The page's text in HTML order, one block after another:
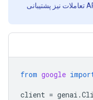
نسخه پایدار «v1» (مطابق شکل زیر) که از API تعاملات نیز پشتیبانی
from google
client = genai .